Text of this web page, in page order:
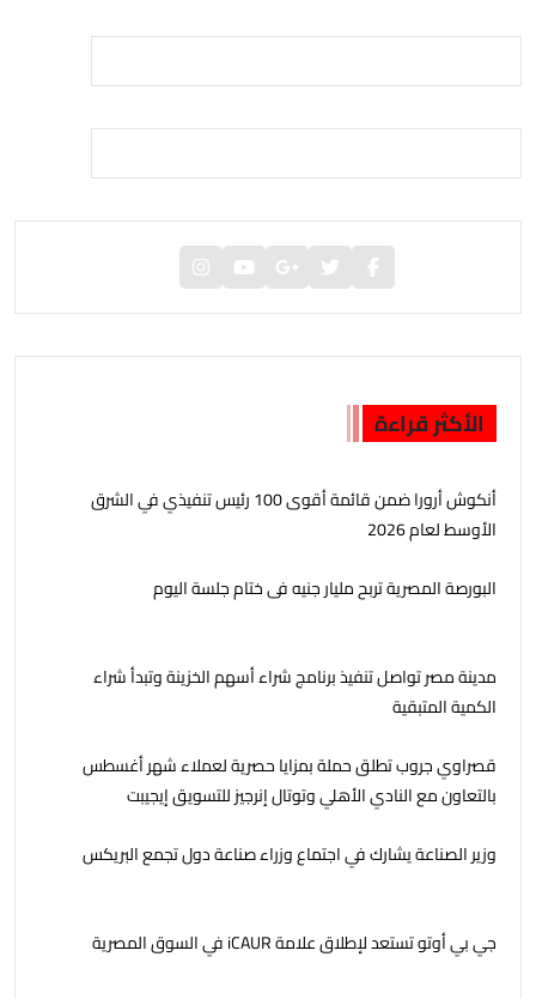
الأكثر قراءة
أنكوش أرورا ضمن قائمة أقوى 100 رئيس تنفيذي في الشرق
الأوسط لعام 2026
البورصة المصرية تربح مليار جنيه فى ختام جلسة اليوم
مدينة مصر تواصل تنفيذ برنامج شراء أسهم الخزينة وتبدأ شراء
الكمية المتبقية
قصراوي جروب تطلق حملة بمزايا حصرية لعملاء شهر أغسطس
بالتعاون مع النادي الأهلي وتوتال إنرجيز للتسويق إيجيبت
وزير الصناعة يشارك في اجتماع وزراء صناعة دول تجمع البريكس
جي بي أوتو تستعد لإطلاق علامة iCAUR في السوق المصرية